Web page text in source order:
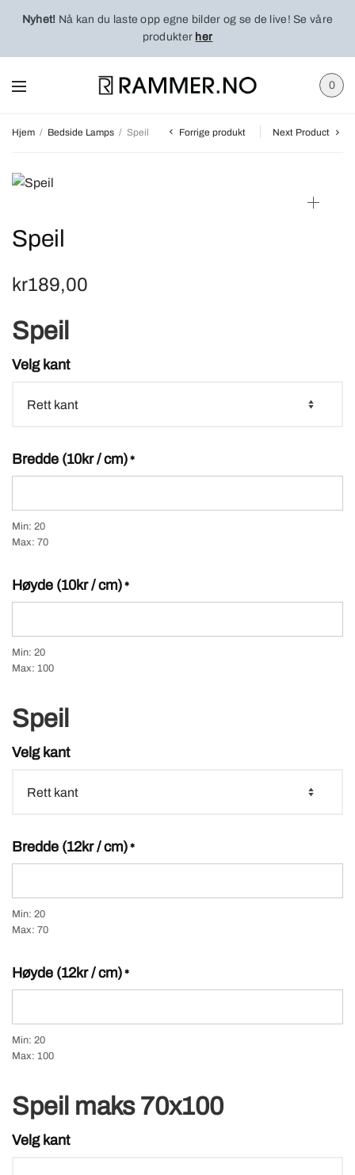
Nyhet! Nå kan du laste opp egne bilder og se de live! Se våre
produkter her
0
Hjem / Bedside Lamps / Speil Forrige produkt Next Product
Speil
kr189,00
Speil
Velg kant
Bredde (10kr / cm)*
Min: 20
Max: 70
Høyde (10kr / cm)*
Min: 20
Max: 100
Speil
Velg kant
Bredde (12kr / cm)*
Min: 20
Max: 70
Høyde (12kr / cm)*
Min: 20
Max: 100
Speil maks 70x100
Velg kant